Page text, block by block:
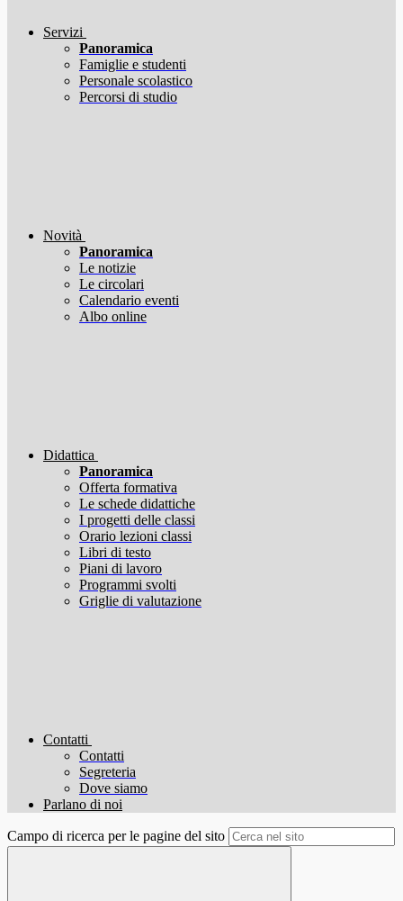
Servizi
Panoramica
Famiglie e studenti
Personale scolastico
Percorsi di studio
Novità
Panoramica
Le notizie
Le circolari
Calendario eventi
Albo online
Didattica
Panoramica
Offerta formativa
Le schede didattiche
I progetti delle classi
Orario lezioni classi
Libri di testo
Piani di lavoro
Programmi svolti
Griglie di valutazione
Contatti
Contatti
Segreteria
Dove siamo
Parlano di noi
Campo di ricerca per le pagine del sito